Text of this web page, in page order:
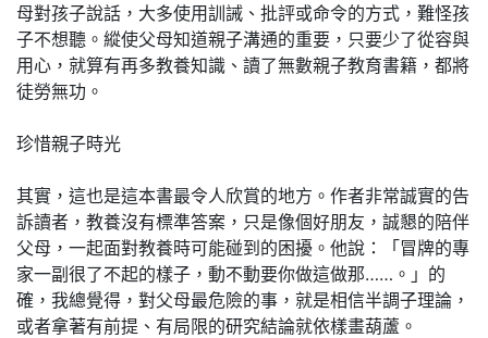
母對孩子說話，大多使用訓誡、批評或命令的方式，難怪孩
子不想聽。縱使父母知道親子溝通的重要，只要少了從容與
用心，就算有再多教養知識、讀了無數親子教育書籍，都將
徒勞無功。
珍惜親子時光
其實，這也是這本書最令人欣賞的地方。作者非常誠實的告
訴讀者，教養沒有標準答案，只是像個好朋友，誠懇的陪伴
父母，一起面對教養時可能碰到的困擾。他說：「冒牌的專
家一副很了不起的樣子，動不動要你做這做那……。」的
確，我總覺得，對父母最危險的事，就是相信半調子理論，
或者拿著有前提、有局限的研究結論就依樣畫葫蘆。